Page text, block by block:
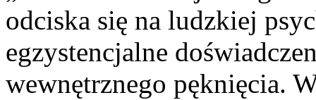
odciska się na ludzkiej
egzystencjalne
wewnętrznego pęknięcia.